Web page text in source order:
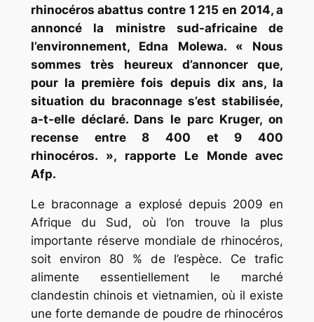
rhinocéros abattus contre 1 215 en 2014, a
annoncé la ministre sud-africaine de
l’environnement, Edna Molewa. « Nous
sommes très heureux d’annoncer que,
pour la première fois depuis dix ans, la
situation du braconnage s’est stabilisée,
a-t-elle déclaré. Dans le parc Kruger, on
recense entre 8 400 et 9 400
rhinocéros. », rapporte Le Monde avec
Afp.
Le braconnage a explosé depuis 2009 en
Afrique du Sud, où l’on trouve la plus
importante réserve mondiale de rhinocéros,
soit environ 80 % de l’espèce. Ce trafic
alimente essentiellement le marché
clandestin chinois et vietnamien, où il existe
une forte demande de poudre de rhinocéros